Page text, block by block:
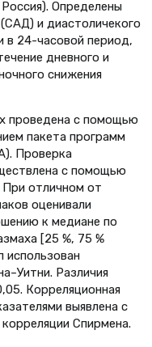
Определены
и диастоличекого
24-часовой период,
дневного и
снижения
проведена с помощью
пакета программ
Проверка
с помощью
отличном от
оценивали
к медиане по
[25 %, 75 %
использован
Различия
Корреляционная
выявлена с
Спирмена.